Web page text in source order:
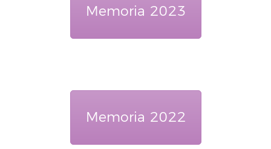
Memoria 2023
Memoria 2022